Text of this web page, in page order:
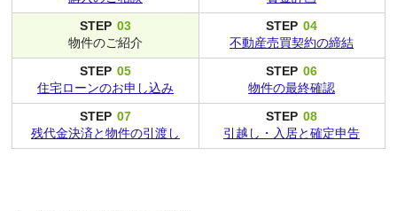
STEP 03
物件のご紹介
STEP 04
不動産売買契約の締結
STEP 05
住宅ローンのお申し込み
STEP 06
物件の最終確認
STEP 07
残代金決済と物件の引渡し
STEP 08
引越し・入居と確定申告